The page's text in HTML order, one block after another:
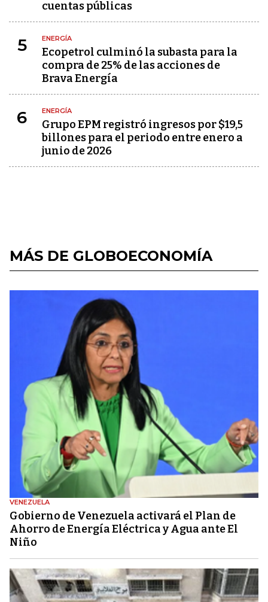
cuentas públicas
5 ENERGÍA
Ecopetrol culminó la subasta para la
compra de 25% de las acciones de
Brava Energía
6 ENERGÍA
Grupo EPM registró ingresos por $19,5
billones para el periodo entre enero a
junio de 2026
MÁS DE GLOBOECONOMÍA
VENEZUELA
Gobierno de Venezuela activará el Plan de
Ahorro de Energía Eléctrica y Agua ante El
Niño